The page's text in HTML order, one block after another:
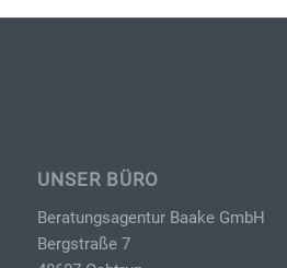
UNSER BÜRO
Beratungsagentur Baake GmbH
Bergstraße 7